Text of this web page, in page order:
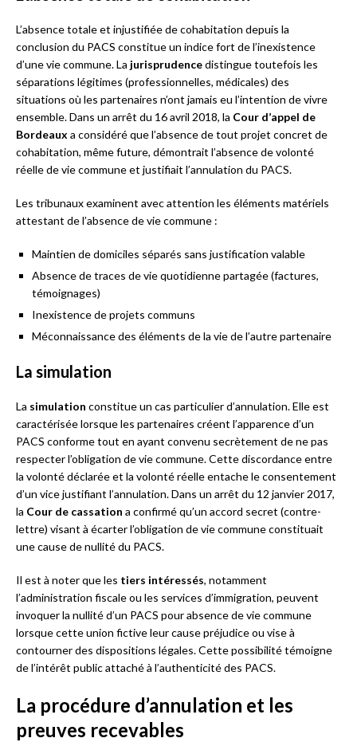
L’absence totale et injustifiée de cohabitation depuis la
conclusion du PACS constitue un indice fort de l’inexistence
d’une vie commune. La jurisprudencedistingue toutefois les
séparations légitimes (professionnelles, médicales) des
situations où les partenaires n’ont jamais eu l’intention de vivre
ensemble. Dans un arrêt du 16 avril 2018, la Cour d’appel de
Bordeaux a considéré que l’absence de tout projet concret de
cohabitation, même future, démontrait l’absence de volonté
réelle de vie commune et justifiait l’annulation du PACS.
Les tribunaux examinent avec attention les éléments matériels
attestant de l’absence de vie commune :
Maintien de domiciles séparés sans justification valable
Absence de traces de vie quotidienne partagée (factures,
témoignages)
Inexistence de projets communs
Méconnaissance des éléments de la vie de l’autre partenaire
La simulation
La simulation constitue un cas particulier d’annulation. Elle est
caractérisée lorsque les partenaires créent l’apparence d’un
PACS conforme tout en ayant convenu secrètement de ne pas
respecter l’obligation de vie commune. Cette discordance entre
la volonté déclarée et la volonté réelle entache le consentement
d’un vice justifiant l’annulation. Dans un arrêt du 12 janvier 2017,
la Cour de cassation a confirmé qu’un accord secret (contre-
lettre) visant à écarter l’obligation de vie commune constituait
une cause de nullité du PACS.
Il est à noter que les tiers intéressés, notamment
l’administration fiscale ou les services d’immigration, peuvent
invoquer la nullité d’un PACS pour absence de vie commune
lorsque cette union fictive leur cause préjudice ou vise à
contourner des dispositions légales. Cette possibilité témoigne
de l’intérêt public attaché à l’authenticité des PACS.
La procédure d’annulation et les
preuves recevables